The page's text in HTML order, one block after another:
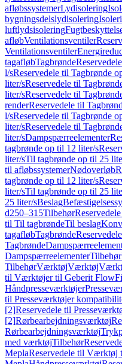
afløbssystemerLydisolering
bygningsdelslydisolering
luftlydsisolering
afløbVentilationsventiler
Ventilationsventiler
tagafløbTagbrønde
l/sReservedele til Tagbrønde
liter/sReservedele til
liter/sReservedele til
renderReservedele til
l/sReservedele til Tagbrønde
liter/sReservedele til
liter/sDampspærreelementer
tagbrønde op til 12 liter/s
liter/sTil tagbrønde op til 25
til afløbssystemerNødoverløb
tagbrønde op til 12 liter/s
liter/sTil tagbrønde op til 25
25 liter/sBeslag
d250–315Tilbehør
til Til tagbrøndeTil beslag
tagafløbTagbrønde
Tagbrønde
DampspærreelementerTilbehør
TilbehørVærktøjVærktøj
til Værktøjer til Geberit
Håndpresseværktøjer
til Presseværktøjer
[2]Reservedele til
[2]Rørbearbejdningsværktøj
Rørbearbejdningsværktøj
med værktøjTilbehør
MeplaReservedele til Værktøj